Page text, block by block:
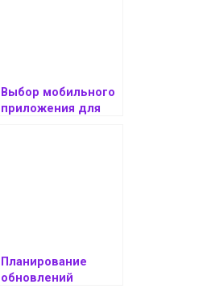
Выбор мобильного
приложения для
Планирование
обновлений